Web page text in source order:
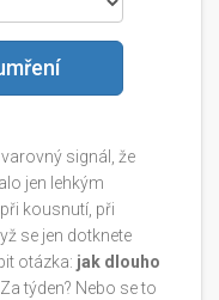
signál, že
jen lehkým
kousnutí, při
se jen dotknete
otázka: jak dlouho
týden? Nebo se to